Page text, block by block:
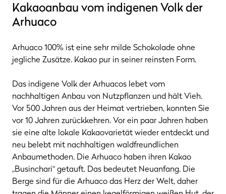
Kakaoanbau vom indigenen Volk der
Arhuaco
Arhuaco 100% ist eine sehr milde Schokolade ohne
jegliche Zusätze. Kakao pur in seiner reinsten Form.
Das indigene Volk der Arhuacos lebet vom
nachhaltigen Anbau von Nutzpflanzen und hält Vieh.
Vor 500 Jahren aus der Heimat vertrieben, konnten Sie
vor 10 Jahren zurückkehren. Vor ein paar Jahren haben
sie eine alte lokale Kakaovarietät wieder entdeckt und
neu belebt mit nachhaltigen waldfreundlichen
Anbaumethoden. Die Arhuaco haben ihren Kakao
„Businchari“ getauft. Das bedeutet Neuanfang. Die
Berge sind für die Arhuaco das Herz der Welt, daher